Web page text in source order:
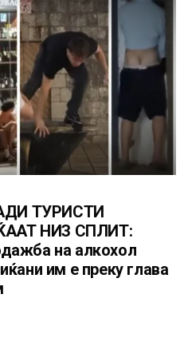
ТУРИСТИ
НИЗ СПЛИТ:
на алкохол
им е преку глава